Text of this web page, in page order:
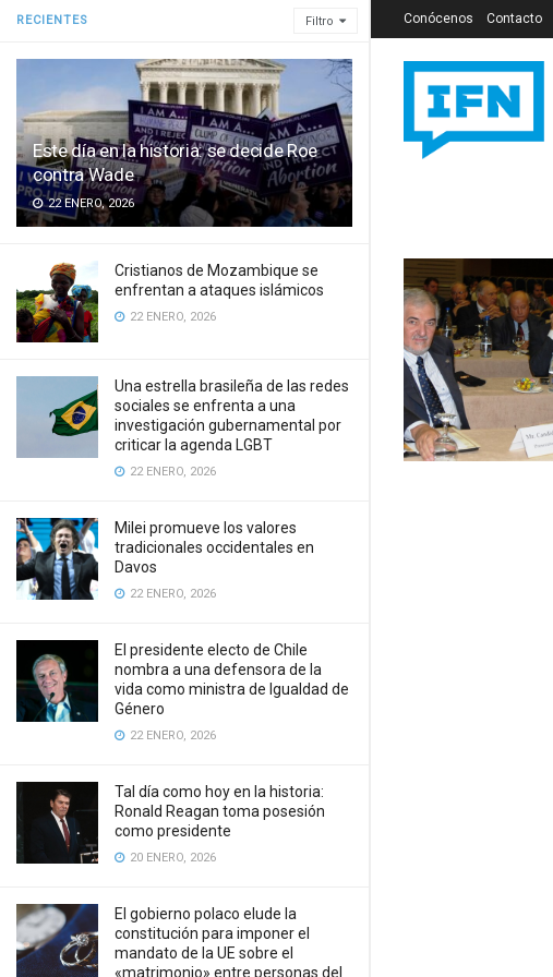
RECIENTES Filtro
Este día en la historia: se decide Roe
contra Wade
22 ENERO, 2026
Cristianos de Mozambique se
enfrentan a ataques islámicos
22 ENERO, 2026
Una estrella brasileña de las redes
sociales se enfrenta a una
investigación gubernamental por
criticar la agenda LGBT
22 ENERO, 2026
Milei promueve los valores
tradicionales occidentales en
Davos
22 ENERO, 2026
El presidente electo de Chile
nombra a una defensora de la
vida como ministra de Igualdad de
Género
22 ENERO, 2026
Tal día como hoy en la historia:
Ronald Reagan toma posesión
como presidente
20 ENERO, 2026
El gobierno polaco elude la
constitución para imponer el
mandato de la UE sobre el
«matrimonio» entre personas del
Conócenos Contacto